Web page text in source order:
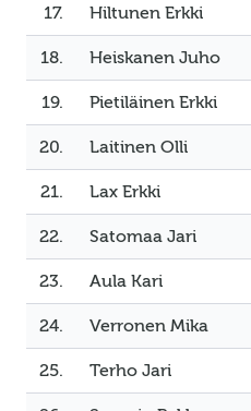
17. Hiltunen Erkki
18. Heiskanen Juho
19. Pietiläinen Erkki
20. Laitinen Olli
21. Lax Erkki
22. Satomaa Jari
23. Aula Kari
24. Verronen Mika
25. Terho Jari